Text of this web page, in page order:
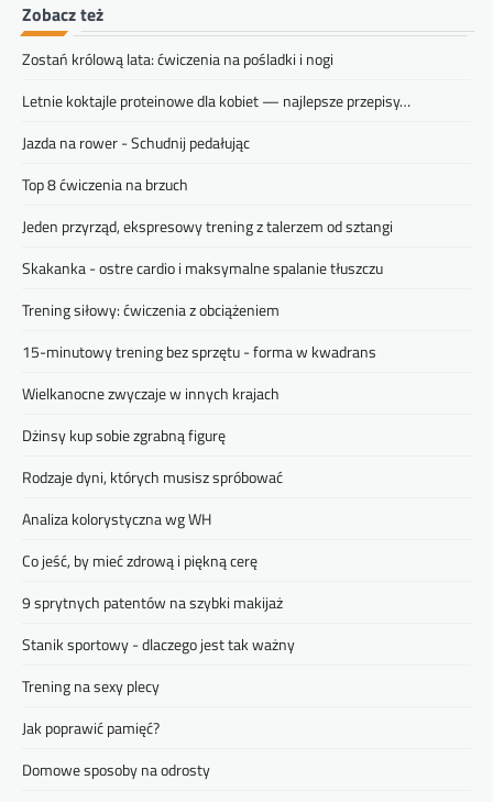
Zobacz też
Zostań królową lata: ćwiczenia na pośladki i nogi
Letnie koktajle proteinowe dla kobiet — najlepsze przepisy…
Jazda na rower - Schudnij pedałując
Top 8 ćwiczenia na brzuch
Jeden przyrząd, ekspresowy trening z talerzem od sztangi
Skakanka - ostre cardio i maksymalne spalanie tłuszczu
Trening siłowy: ćwiczenia z obciążeniem
15-minutowy trening bez sprzętu - forma w kwadrans
Wielkanocne zwyczaje w innych krajach
Dżinsy kup sobie zgrabną figurę
Rodzaje dyni, których musisz spróbować
Analiza kolorystyczna wg WH
Co jeść, by mieć zdrową i piękną cerę
9 sprytnych patentów na szybki makijaż
Stanik sportowy - dlaczego jest tak ważny
Trening na sexy plecy
Jak poprawić pamięć?
Domowe sposoby na odrosty